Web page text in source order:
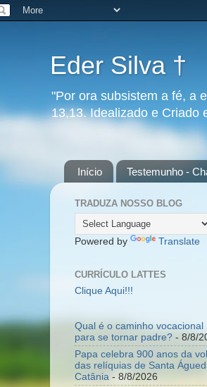
Eder Silva †
"Por ora subsistem a fé, a
13,13. Idealizado e Criado
Início Testemunho -
TRADUZA NOSSO BLOG
Powered by Translate
CURRÍCULO LATTES
Clique Aqui!!!
Qual é o caminho vocacional
para se tornar padre? - 8/8/
Papa celebra 900 anos da
das relíquias de Santa
Catânia - 8/8/2026